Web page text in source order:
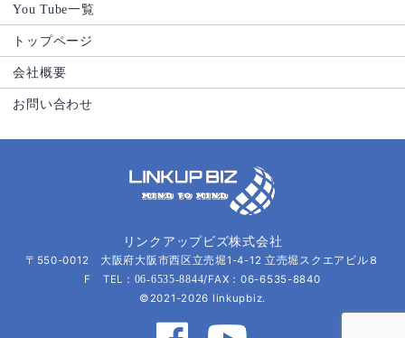
You Tube一覧
トップページ
会社概要
お問い合わせ
リンクアップビズ株式会社
〒550-0012 大阪府大阪市西区立売堀1-4-12 立売堀スクエアビル８
F TEL： 06-6535-8844/FAX：06-6535-8840
©2021-2026 linkupbiz.